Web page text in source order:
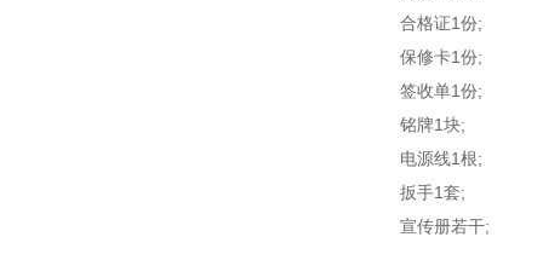
合格证1份;
保修卡1份;
签收单1份;
铭牌1块;
电源线1根;
扳手1套;
宣传册若干;